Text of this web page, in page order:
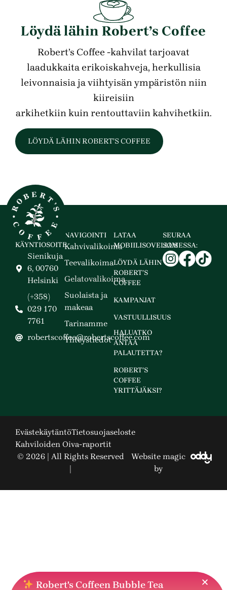
Löydä lähin Robert’s Coffee
Robert’s Coffee -kahvilat tarjoavat
laadukkaita erikoiskahveja, herkullisia
leivonnaisia ja viihtyisän ympäristön niin
kiireisiin
arkihetkiin kuin rentouttaviin kahvihetkiin.
LÖYDÄ LÄHIN ROBERT’S COFFEE
KÄYNTIOSOITE
Sienikuja
6, 00760
Helsinki
(+358)
029 170
7761
robertscoffee@robertscoffee.com
NAVIGOINTI
Kahvivalikoima
Teevalikoima
Gelatovalikoima
Suolaista ja
makeaa
Tarinamme
Yhteystiedot
LATAA
MOBIILISOVELLUS
LÖYDÄ LÄHIN
ROBERT’S
COFFEE
KAMPANJAT
VASTUULLISUUS
HALUATKO
ANTAA
PALAUTETTA?
ROBERT’S
COFFEE
YRITTÄJÄKSI?
SEURAA
SOMESSA:
EvästekäytäntöTietosuojaseloste
Kahviloiden Oiva-raportit
© 2026 | All Rights Reserved
|
Website magic
by
Robert's Coffeen Bubble Tea